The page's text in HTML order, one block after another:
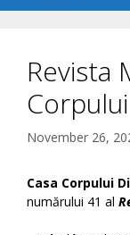
Revista
November 26,
Casa Corpului
numărului 41 al